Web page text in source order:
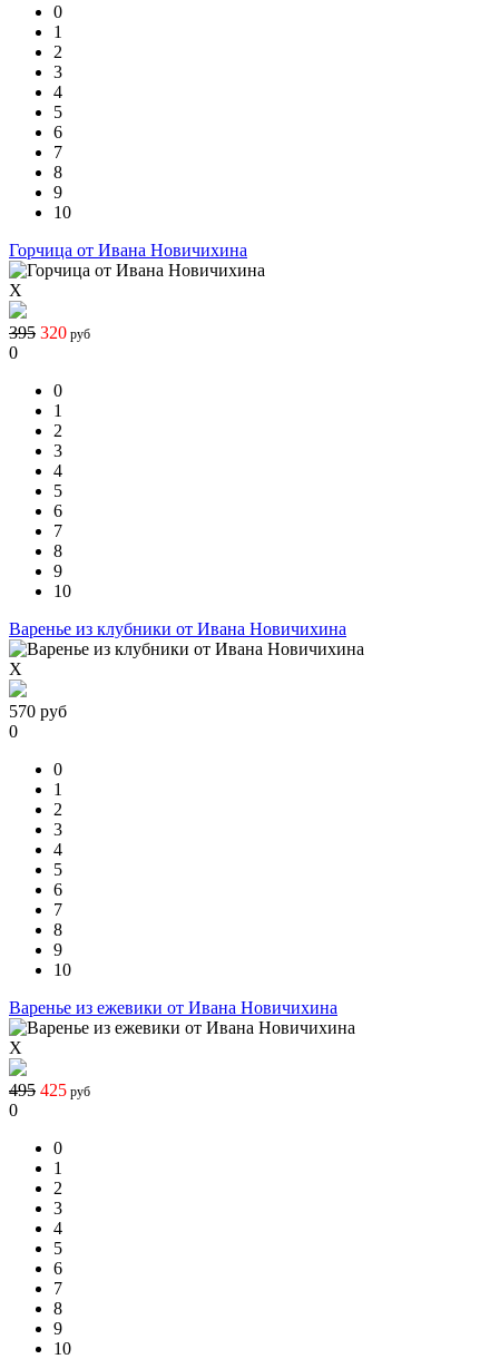
0
1
2
3
4
5
6
7
8
9
10
Горчица от Ивана Новичихина
X
395 320 руб
0
0
1
2
3
4
5
6
7
8
9
10
Варенье из клубники от Ивана Новичихина
X
570 руб
0
0
1
2
3
4
5
6
7
8
9
10
Варенье из ежевики от Ивана Новичихина
X
495 425 руб
0
0
1
2
3
4
5
6
7
8
9
10